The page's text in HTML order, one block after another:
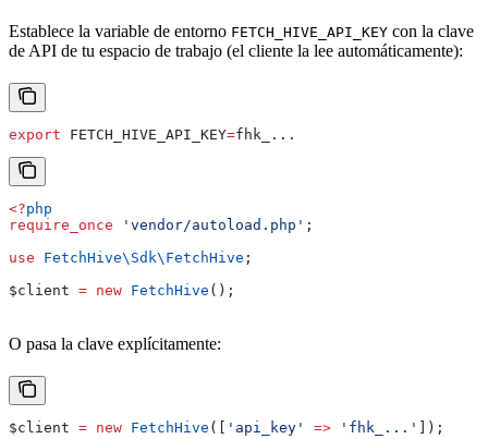
Establece la variable de entorno FETCH_HIVE_API_KEY con la clave
de API de tu espacio de trabajo (el cliente la lee automáticamente):
export FETCH_HIVE_API_KEY=fhk_ ...
<?php
require_once 'vendor/autoload.php' ;
use FetchHive\Sdk\ FetchHive ;
$client = new FetchHive ();
O pasa la clave explícitamente:
$client = new FetchHive ([ 'api_key' => 'fhk_...' ]);